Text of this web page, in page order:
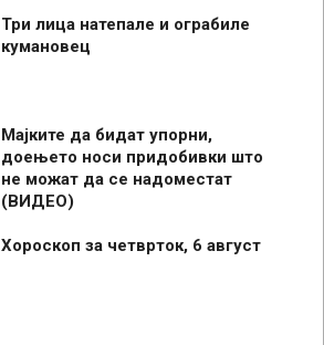
Три лица натепале и ограбиле
кумановец
Мајките да бидат упорни,
доењето носи придобивки што
не можат да се надоместат
(ВИДЕО)
Хороскоп за четврток, 6 август